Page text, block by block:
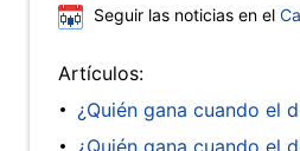
Seguir las noticias en el
Artículos:
¿Quién gana cuando el
¿Quién gana cuando el